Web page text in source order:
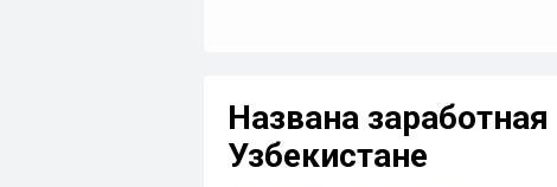
Названа
Узбекистане